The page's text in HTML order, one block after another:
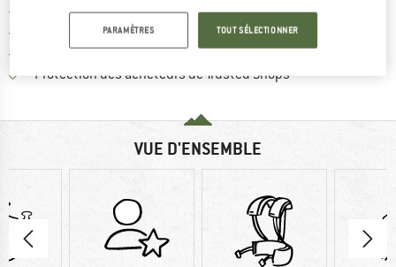
Droit de retour de 100 jours Trouve les informations de
> 4 000 000 clients satisfaits
Tous les articles disponibles
Protection des acheteurs de Trusted Shops
VUE D'ENSEMBLE
PARAMÈTRES TOUT SÉLECTIONNER